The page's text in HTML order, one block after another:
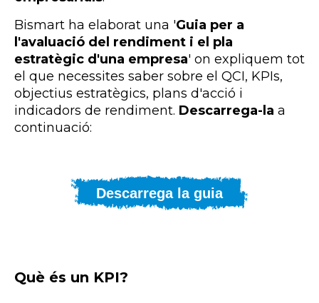
Bismart ha elaborat una 'Guia per a
l'avaluació del rendiment i el pla
estratègic d'una empresa' on expliquem tot
el que necessites saber sobre el QCI, KPIs,
objectius estratègics, plans d'acció i
indicadors de rendiment. Descarrega-la a
continuació:
Descarrega la guia
Què és un KPI?